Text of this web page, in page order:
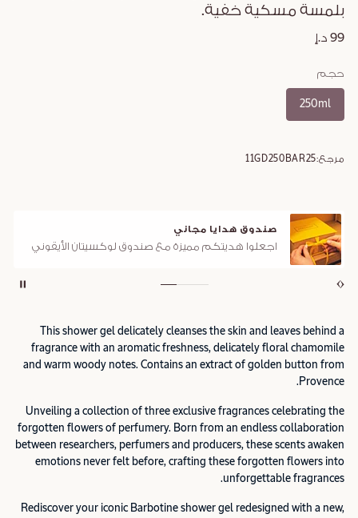
بلمسة مسكية خفية.
99 د.إ
حجم
250ml
مرجع:11GD250BAR25
صندوق هدايا مجاني
اجعلوا هديتكم مميزة مع صندوق لوكسيتان الأيقوني
This shower gel delicately cleanses the skin and leaves behind a
fragrance with an aromatic freshness, delicately floral chamomile
and warm woody notes. Contains an extract of golden button from
Provence.
Unveiling a collection of three exclusive fragrances celebrating the
forgotten flowers of perfumery. Born from an endless collaboration
between researchers, perfumers and producers, these scents awaken
emotions never felt before, crafting these forgotten flowers into
unforgettable fragrances.
Rediscover your iconic Barbotine shower gel redesigned with a new,